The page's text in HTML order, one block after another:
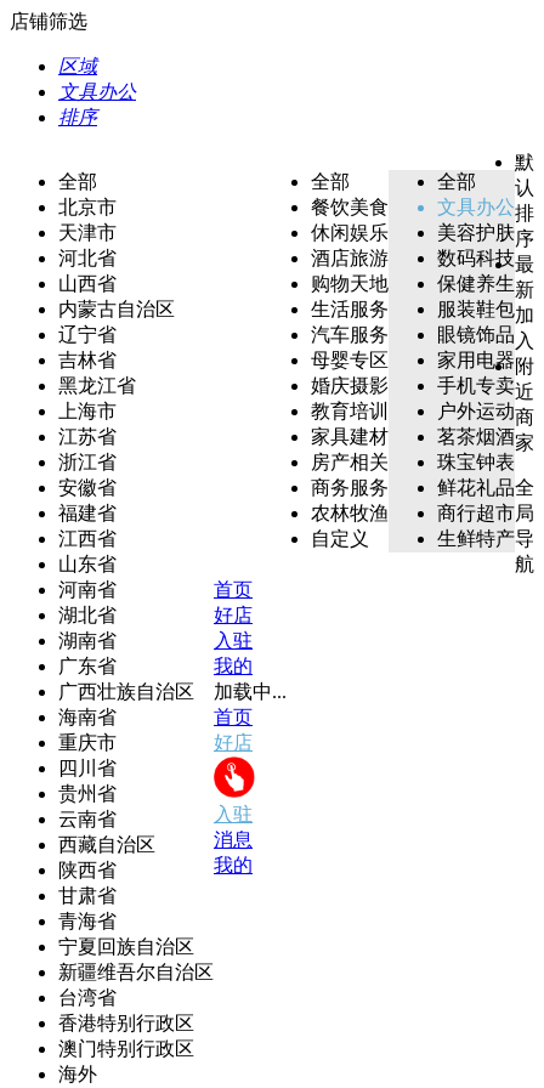
店铺筛选
区域
文具办公
排序
全部
北京市
天津市
河北省
山西省
内蒙古自治区
辽宁省
吉林省
黑龙江省
上海市
江苏省
浙江省
安徽省
福建省
江西省
山东省
河南省
湖北省
湖南省
广东省
广西壮族自治区
海南省
重庆市
四川省
贵州省
云南省
西藏自治区
陕西省
甘肃省
青海省
宁夏回族自治区
新疆维吾尔自治区
台湾省
香港特别行政区
澳门特别行政区
海外
全部
餐饮美食
休闲娱乐
酒店旅游
购物天地
生活服务
汽车服务
母婴专区
婚庆摄影
教育培训
家具建材
房产相关
商务服务
农林牧渔
自定义
全部
文具办公
美容护肤
数码科技
保健养生
服装鞋包
眼镜饰品
家用电器
手机专卖
户外运动
茗茶烟酒
珠宝钟表
鲜花礼品
商行超市
生鲜特产
默
认
排
序
最
新
加
入
附
近
商
家
全
局
导
航
首页
好店
入驻
我的
加载中...
首页
好店
入驻
消息
我的